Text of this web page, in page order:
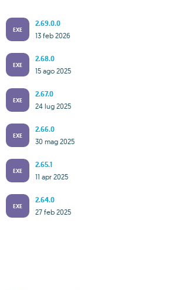
EXE
2.69.0.0
13 feb 2026
EXE
2.68.0
15 ago 2025
EXE
2.67.0
24 lug 2025
EXE
2.66.0
30 mag 2025
EXE
2.65.1
11 apr 2025
EXE
2.64.0
27 feb 2025